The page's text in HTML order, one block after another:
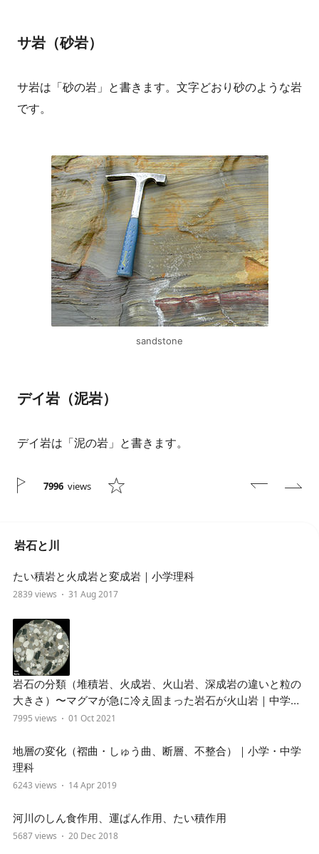
サ岩（砂岩）
サ岩は「砂の岩」と書きます。文字どおり砂のような岩
です。
sandstone
デイ岩（泥岩）
デイ岩は「泥の岩」と書きます。
7996 views
岩石と川
たい積岩と火成岩と変成岩｜小学理科
2839 views 31 Aug 2017
岩石の分類（堆積岩、火成岩、火山岩、深成岩の違いと粒の
大きさ）〜マグマが急に冷え固まった岩石が火山岩｜中学受
験理科
7995 views 01 Oct 2021
地層の変化（褶曲・しゅう曲、断層、不整合）｜小学・中学
理科
6243 views 14 Apr 2019
河川のしん食作用、運ぱん作用、たい積作用
5687 views 20 Dec 2018